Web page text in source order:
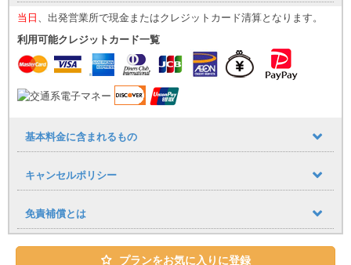
《ご返却後》※ご出発便の90分～120分前を目安にご返却をお願い致
します。
【那覇空港行き 送迎バス】
《始発：午前8：30 ～ 最終便18:45発》で約30分間隔での運行と
日本の運転免許証を取得されている方のみ、運転可能です。
※外国語を話せるスタッフがおりませんので、申し訳ございませんが
※貸渡（出発）後、日程が短縮された場合、ご返金出来ませんのでご
注意下さいませ。
※営業時間が19時の為、ご到着便が19時を過ぎる場合はご予約をお
受けしておりませんので、ご了承くださいませ。
①予約日当日・・・基本料金の2０％
当日
、出発営業所で現金またはクレジットカード清算となります。
利用可能クレジットカード一覧
基本料金に含まれるもの
キャンセルポリシー
免責補償とは
プランをお気に入りに登録